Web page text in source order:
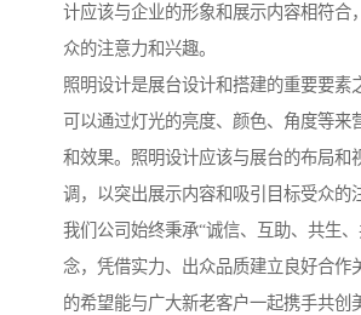
计应该与企业的形象和展示内容相符合
众的注意力和兴趣。
照明设计是展台设计和搭建的重要要素
可以通过灯光的亮度、颜色、角度等来
和效果。照明设计应该与展台的布局和
调，以突出展示内容和吸引目标受众的
我们公司始终秉承“诚信、互助、共生
念，凭借实力、出众品质建立良好合作
的希望能与广大新老客户一起携手共创